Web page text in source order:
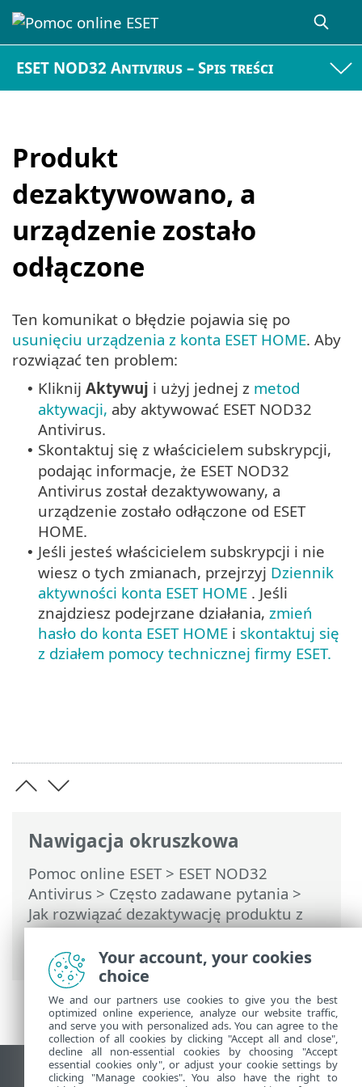
ESET NOD32 Antivirus – Spis treści
Produkt
dezaktywowano, a
urządzenie zostało
odłączone
Nawigacja okruszkowa
Pomoc online ESET> ESET NOD32
Antivirus > Często zadawane pytania >
Jak rozwiązać dezaktywację produktu z
ESET HOME> Produkt dezaktywowano, a
urządzenie zostało odłączone
Ten komunikat o błędzie pojawia się po
usunięciu urządzenia z konta ESET HOME. Aby
rozwiązać ten problem:
• Kliknij Aktywuj i użyj jednej z metod
aktywacji, aby aktywować ESET NOD32
Antivirus.
• Skontaktuj się z właścicielem subskrypcji,
podając informacje, że ESET NOD32
Antivirus został dezaktywowany, a
urządzenie zostało odłączone od ESET
HOME.
• Jeśli jesteś właścicielem subskrypcji i nie
wiesz o tych zmianach, przejrzyj Dziennik
aktywności konta ESET HOME . Jeśli
znajdziesz podejrzane działania, zmień
hasło do konta ESET HOME i skontaktuj się
z działem pomocy technicznej firmy ESET.
Wyświetl witrynę internetową dla
Your account, your cookies
choice
We and our partners use cookies to give you the best
optimized online experience, analyze our website traffic,
and serve you with personalized ads. You can agree to the
collection of all cookies by clicking "Accept all and close",
decline all non-essential cookies by choosing "Accept
essential cookies only", or adjust your cookie settings by
clicking "Manage cookies". You also have the right to